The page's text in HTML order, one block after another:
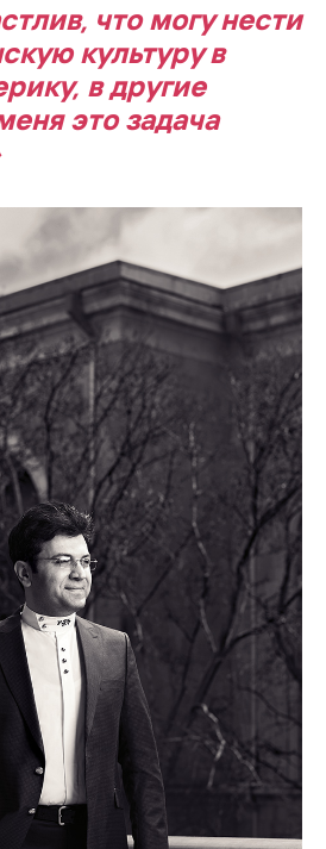
что могу нести
культуру в
в другие
это задача